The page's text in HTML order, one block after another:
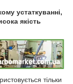
устаткуванні,
якість
тільки